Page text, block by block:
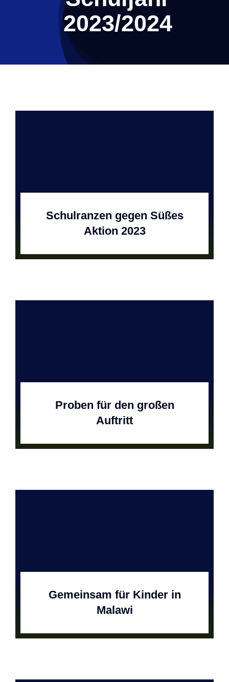
2023/2024
Schulranzen gegen Süßes
Aktion 2023
Proben für den großen
Auftritt
Gemeinsam für Kinder in
Malawi